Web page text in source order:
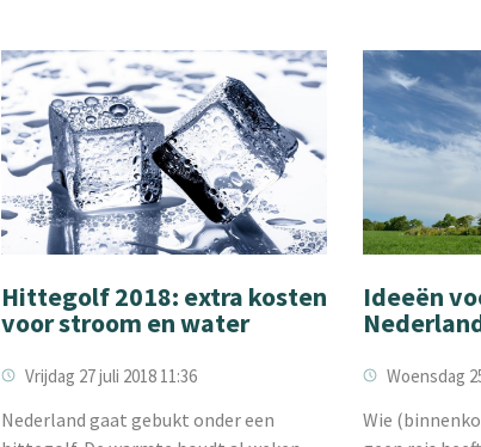
Hittegolf 2018: extra kosten
voor stroom en water
Vrijdag 27 juli 2018 11:36
Nederland gaat gebukt onder een
Ideeën
Woensdag
Wie